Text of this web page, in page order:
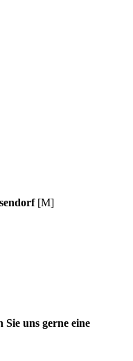
[M]
Sie uns gerne eine